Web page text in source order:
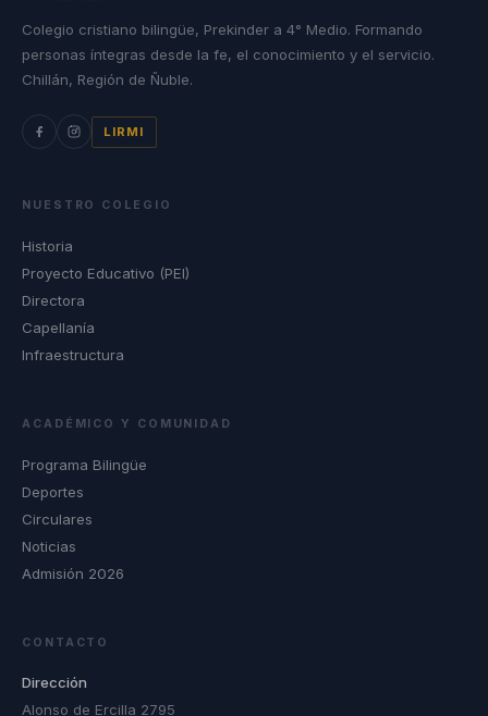
Colegio cristiano bilingüe, Prekinder a 4° Medio. Formando
personas íntegras desde la fe, el conocimiento y el servicio.
Chillán, Región de Ñuble.
LIRMI
NUESTRO COLEGIO
Historia
Proyecto Educativo (PEI)
Directora
Capellanía
Infraestructura
ACADÉMICO Y COMUNIDAD
Programa Bilingüe
Deportes
Circulares
Noticias
Admisión 2026
CONTACTO
Dirección
Alonso de Ercilla 2795